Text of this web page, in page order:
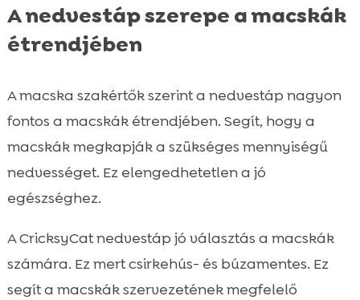
A nedvestáp szerepe a macskák
étrendjében
A macska szakértők szerint a nedvestáp nagyon
fontos a macskák étrendjében. Segít, hogy a
macskák megkapják a szükséges mennyiségű
nedvességet. Ez elengedhetetlen a jó
egészséghez.
A CricksyCat nedvestáp jó választás a macskák
számára. Ez mert csirkehús- és búzamentes. Ez
segít a macskák szervezetének megfelelő